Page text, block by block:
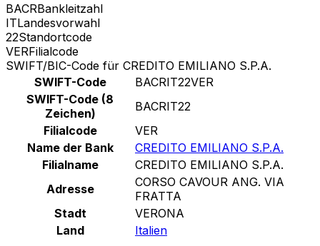
BACRBankleitzahl
ITLandesvorwahl
22Standortcode
VERFilialcode
SWIFT/BIC-Code für CREDITO EMILIANO S.P.A.
SWIFT-Code
BACRIT22VER
SWIFT-Code (8
Zeichen)
BACRIT22
Filialcode
VER
Name der Bank
CREDITO EMILIANO S.P.A.
Filialname
CREDITO EMILIANO S.P.A.
Adresse
CORSO CAVOUR ANG. VIA
FRATTA
Stadt
VERONA
Land
Italien